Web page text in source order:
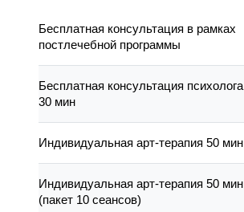
Бесплатная консультация в рамках
постлечебной программы
Бесплатная консультация психолога
30 мин
Индивидуальная арт-терапия 50 мин
Индивидуальная арт-терапия 50 мин
(пакет 10 сеансов)